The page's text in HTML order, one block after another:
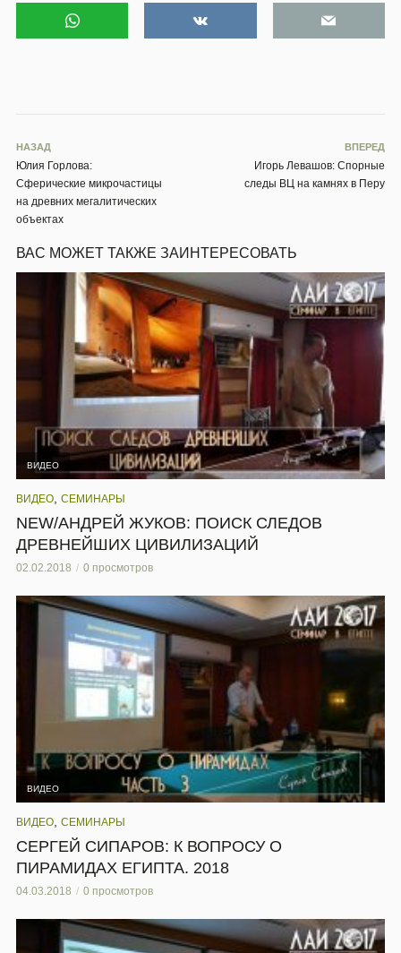
НАЗАД
Юлия Горлова:
Сферические микрочастицы
на древних мегалитических
объектах
ВПЕРЕД
Игорь Левашов: Спорные
следы ВЦ на камнях в Перу
ВАС МОЖЕТ ТАКЖЕ ЗАИНТЕРЕСОВАТЬ
ВИДЕО
ВИДЕО СЕМИНАРЫ
NEW/АНДРЕЙ ЖУКОВ: ПОИСК СЛЕДОВ
ДРЕВНЕЙШИХ ЦИВИЛИЗАЦИЙ
02.02.2018 0 просмотров
ВИДЕО
ВИДЕО СЕМИНАРЫ
СЕРГЕЙ СИПАРОВ: К ВОПРОСУ О
ПИРАМИДАХ ЕГИПТА. 2018
04.03.2018 0 просмотров